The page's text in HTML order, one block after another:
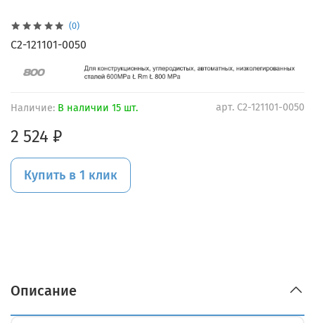
(0)
арт. C2-121101-0050
Наличие: В наличии 15 шт.
2 524 ₽
Купить в 1 клик
C2-121101-0050
Описание